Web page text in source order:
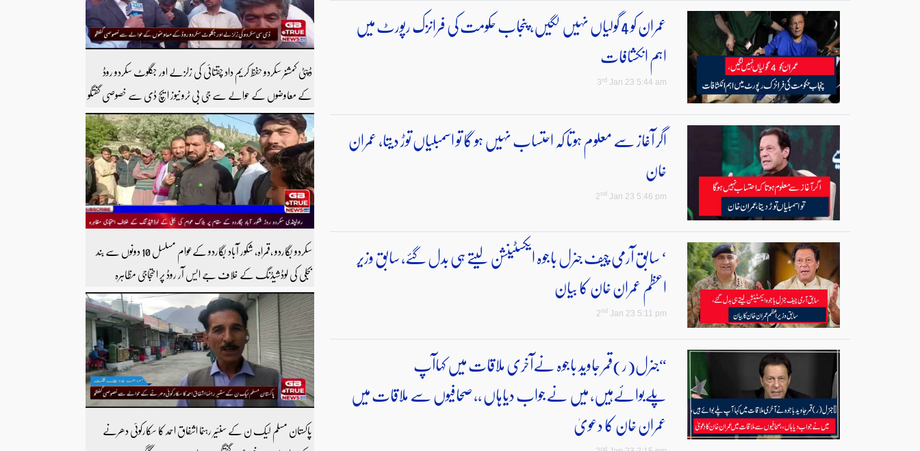
عمران کو 4 گولیاں نہیں لگیں، پنجاب حکومت کی فرانزک رپورٹ میں
اہم انکشافات
3 rd Jan 23 5:44 am
اگر آغاز سے معلوم ہوتا کہ احتساب نہیں ہو گا تو اسمبلیاں توڑ دیتا، عمران
خان
2 nd Jan 23 5:46 pm
‘ سابق آرمی چیف جنرل باجوہ ایکسٹینشن لیتے ہی بدل گئے، سابق وزیر
اعظم عمران خان کا بیان
2 nd Jan 23 5:11 pm
“جنرل(ر)قمر جاوید باجوہ نےآخری ملاقات میں کہاآپ
پلےبوائےہیں، میں نےجواب دیاہاں ،، صحافیوں سے ملاقات میں
عمران خان کا دعویٰ
nd
ڈپٹی کمشنر سکردو حفظ کریم داد چقتائی کی زلزلے اور جگلوٹ سکردو روڈ
کے معاوضوں کے حوالے سے جی بی ٹرو نیوز ایچ ڈی سے خصوصی گفتگو
رپورٹر شیر افضل روندو
سکردو بگاردو ،قمراہ، شکور آباد بگاردو کےعوام مسلسل 10 دونوں سے بند
بجلی کی لوڈشیڈنگ کے خلاف جے ایس آر روڈ پر احتجاجی مظاہرہ
راولپنڈی سکردو روڑ ہر قسم کی ٹریفک کے لئے بند۔۔ مزید اپڈیٹس کے
لیے ہمارے یوٹیوب چینل کو سبسکرائب کریں
پاکستان مسلم لیک ن کے سنئیر رہنما اشفاق احمد کا سکارکوئی دھرنے